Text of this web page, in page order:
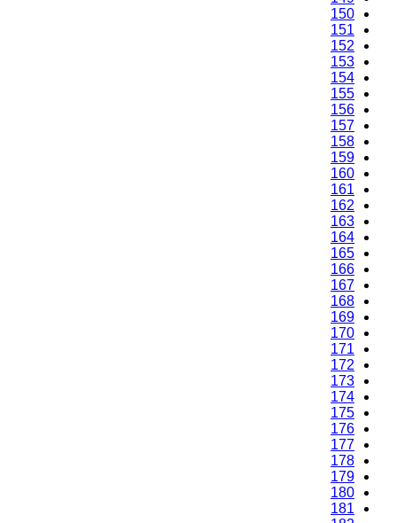
150
151
152
153
154
155
156
157
158
159
160
161
162
163
164
165
166
167
168
169
170
171
172
173
174
175
176
177
178
179
180
181